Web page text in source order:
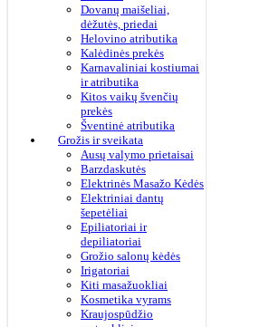
Dovanų maišeliai,
dėžutės, priedai
Helovino atributika
Kalėdinės prekės
Karnavaliniai kostiumai
ir atributika
Kitos vaikų švenčių
prekės
Šventinė atributika
Grožis ir sveikata
Ausų valymo prietaisai
Barzdaskutės
Elektrinės Masažo Kėdės
Elektriniai dantų
šepetėliai
Epiliatoriai ir
depiliatoriai
Grožio salonų kėdės
Irigatoriai
Kiti masažuokliai
Kosmetika vyrams
Kraujospūdžio